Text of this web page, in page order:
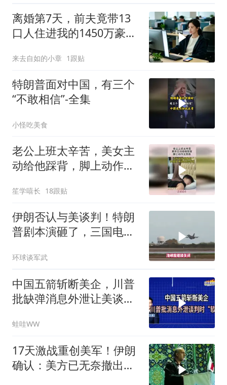
离婚第7天，前夫竟带13
口人住进我的1450万豪
来去自如的小章 1跟贴
特朗普面对中国，有三个
“不敢相信”-全集
小怪吃美食
老公上班太辛苦，美女主
动给他踩背，脚上动作太
笙学嘻长 18跟贴
伊朗否认与美谈判！特朗
普剧本演砸了，三国电话
环球谈军武
中国五箭斩断美企，川普
批缺弹消息外泄让美谈判
栗正杰｜辣晚报20260807
蛙哇WW
17天激战重创美军！伊朗
确认：美方已无奈撤出两